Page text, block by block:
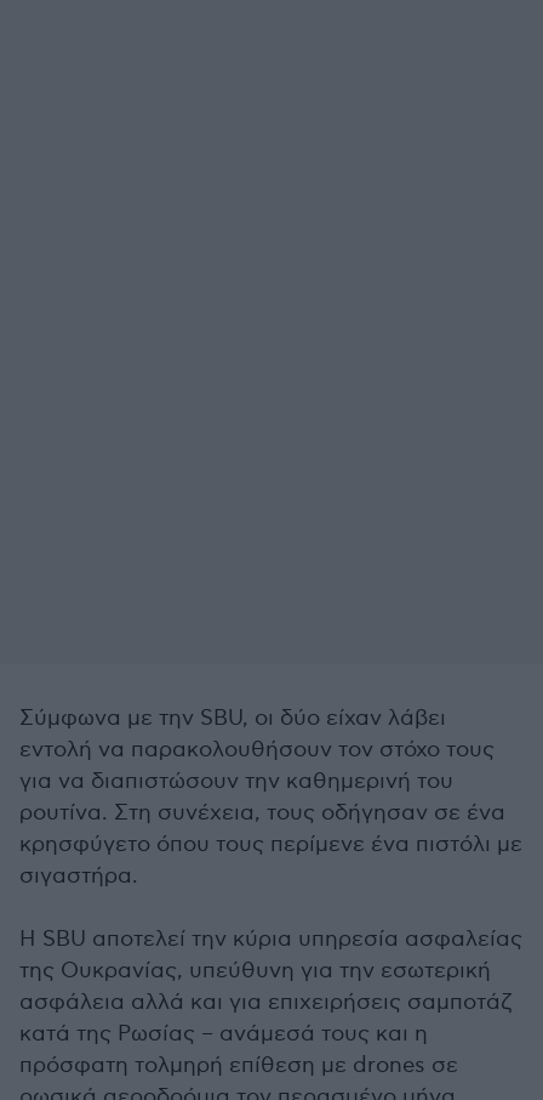
Σύμφωνα με την SBU, οι δύο είχαν λάβει
εντολή να παρακολουθήσουν τον στόχο τους
για να διαπιστώσουν την καθημερινή του
ρουτίνα. Στη συνέχεια, τους οδήγησαν σε ένα
κρησφύγετο όπου τους περίμενε ένα πιστόλι με
σιγαστήρα.
Η SBU αποτελεί την κύρια υπηρεσία ασφαλείας
της Ουκρανίας, υπεύθυνη για την εσωτερική
ασφάλεια αλλά και για επιχειρήσεις σαμποτάζ
κατά της Ρωσίας – ανάμεσά τους και η
πρόσφατη τολμηρή επίθεση με drones σε